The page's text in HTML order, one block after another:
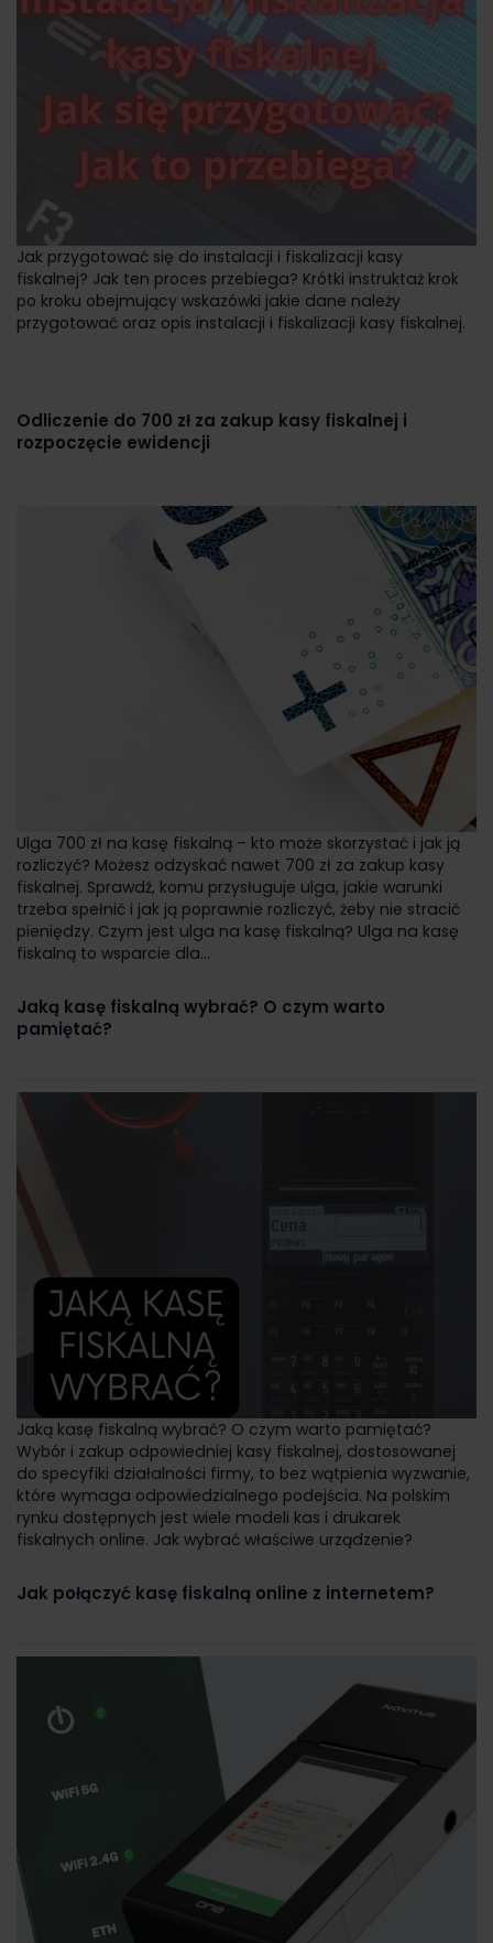
Jak przygotować się do instalacji i fiskalizacji kasy
fiskalnej? Jak ten proces przebiega? Krótki instruktaż krok
po kroku obejmujący wskazówki jakie dane należy
przygotować oraz opis instalacji i fiskalizacji kasy fiskalnej.
Odliczenie do 700 zł za zakup kasy fiskalnej i
rozpoczęcie ewidencji
Ulga 700 zł na kasę fiskalną – kto może skorzystać i jak ją
rozliczyć? Możesz odzyskać nawet 700 zł za zakup kasy
fiskalnej. Sprawdź, komu przysługuje ulga, jakie warunki
trzeba spełnić i jak ją poprawnie rozliczyć, żeby nie stracić
pieniędzy. Czym jest ulga na kasę fiskalną? Ulga na kasę
fiskalną to wsparcie dla...
Jaką kasę fiskalną wybrać? O czym warto
pamiętać?
Jaką kasę fiskalną wybrać? O czym warto pamiętać?
Wybór i zakup odpowiedniej kasy fiskalnej, dostosowanej
do specyfiki działalności firmy, to bez wątpienia wyzwanie,
które wymaga odpowiedzialnego podejścia. Na polskim
rynku dostępnych jest wiele modeli kas i drukarek
fiskalnych online. Jak wybrać właściwe urządzenie?
Jak połączyć kasę fiskalną online z internetem?